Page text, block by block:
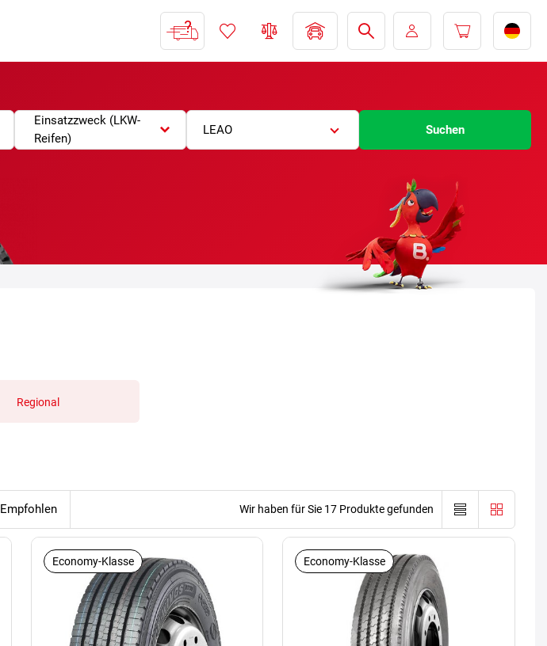
Einsatzzweck (LKW-
Reifen)
LEAO Suchen
Regional
Empfohlen Wir haben für Sie 17 Produkte gefunden
Economy-Klasse Economy-Klasse